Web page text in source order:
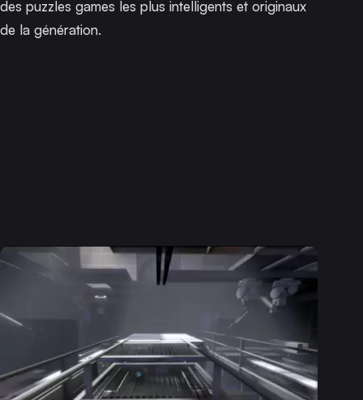
des puzzles games les plus intelligents et originaux
de la génération.